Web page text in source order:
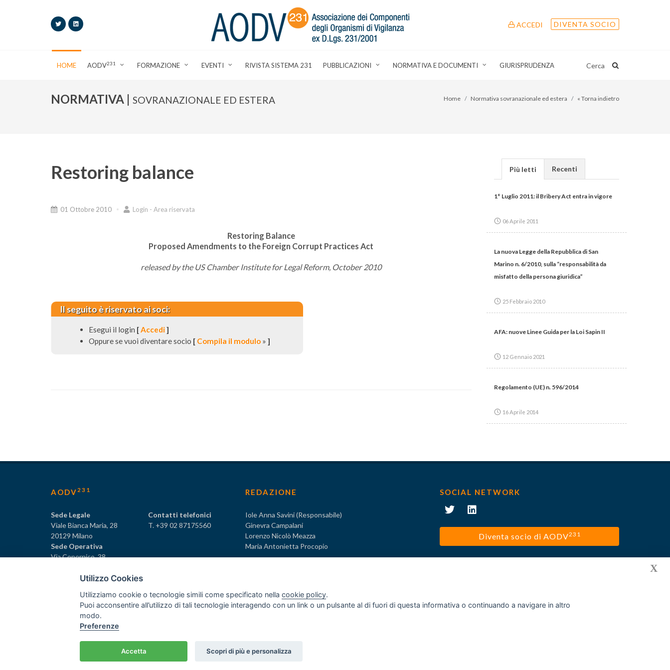
ACCEDI DIVENTA SOCIO
HOME AODV231 FORMAZIONE EVENTI RIVISTA SISTEMA 231 PUBBLICAZIONI NORMATIVA E DOCUMENTI GIURISPRUDENZA Cerca
NORMATIVA | SOVRANAZIONALE ED ESTERA Home Normativa sovranazionale ed estera « Torna indietro
Restoring balance
01 Ottobre 2010 Login - Area riservata
Restoring Balance
Proposed Amendments to the Foreign Corrupt Practices Act
released by the US Chamber Institute for Legal Reform, October 2010
Il seguito è riservato ai soci:
Esegui il login [Accedi]
Oppure se vuoi diventare socio [ Compila il modulo » ]
Più letti Recenti
1° Luglio 2011: il Bribery Act entra in vigore
06 Aprile 2011
La nuova Legge della Repubblica di San
Marino n. 6/2010, sulla “responsabilità da
misfatto della persona giuridica”
25 Febbraio 2010
AFA: nuove Linee Guida per la Loi Sapin II
12 Gennaio 2021
Regolamento (UE) n. 596/2014
16 Aprile 2014
AODV 231
Sede Legale
Viale Bianca Maria, 28
20129 Milano
Sede Operativa
Via Copernico, 38
Contatti telefonici
T. +39 02 87175560
REDAZIONE
Iole Anna Savini (Responsabile)
Ginevra Campalani
Lorenzo Nicolò Meazza
Maria Antonietta Procopio
SOCIAL NETWORK
Diventa socio di AODV231
© Tutti i diritti riservati AODV
Associazione dei Componenti degli Organismi di Vigilanza ex D.Lgs. 231/2001
Utilizzo Cookies
Utilizziamo cookie o tecnologie simili come specificato nella cookie policy.
Puoi acconsentire all’utilizzo di tali tecnologie interagendo con un link o un pulsante al di fuori di questa informativa o continuando a navigare in altro
modo.
Preferenze
Accetta
X
Scopri di più e personalizza